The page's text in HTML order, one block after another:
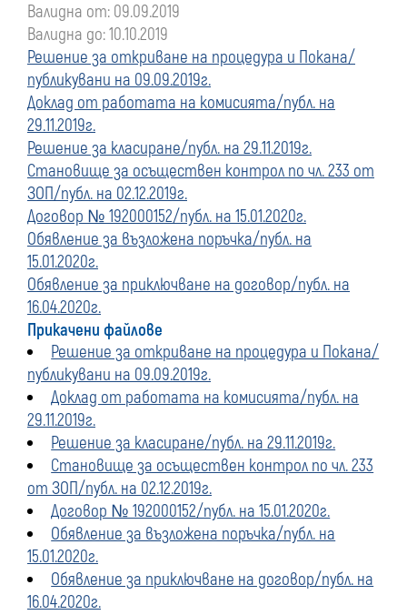
2020
г.
Валидна от: 09.09.2019
Валидна до: 10.10.2019
Решение за откриване на процедура и Покана/
публикувани на 09.09.2019г.
Доклад от работата на комисията/публ. на
29.11.2019г.
Решение за класиране/публ. на 29.11.2019г.
Становище за осъществен контрол по чл. 233 от
ЗОП/публ. на 02.12.2019г.
Договор № 192000152/публ. на 15.01.2020г.
Обявление за възложена поръчка/публ. на
15.01.2020г.
Обявление за приключване на договор/публ. на
16.04.2020г.
Прикачени файлове
Решение за откриване на процедура и Покана/
публикувани на 09.09.2019г.
Доклад от работата на комисията/публ. на
29.11.2019г.
Решение за класиране/публ. на 29.11.2019г.
Становище за осъществен контрол по чл. 233
от ЗОП/публ. на 02.12.2019г.
Договор № 192000152/публ. на 15.01.2020г.
Обявление за възложена поръчка/публ. на
15.01.2020г.
Обявление за приключване на договор/публ. на
16.04.2020г.